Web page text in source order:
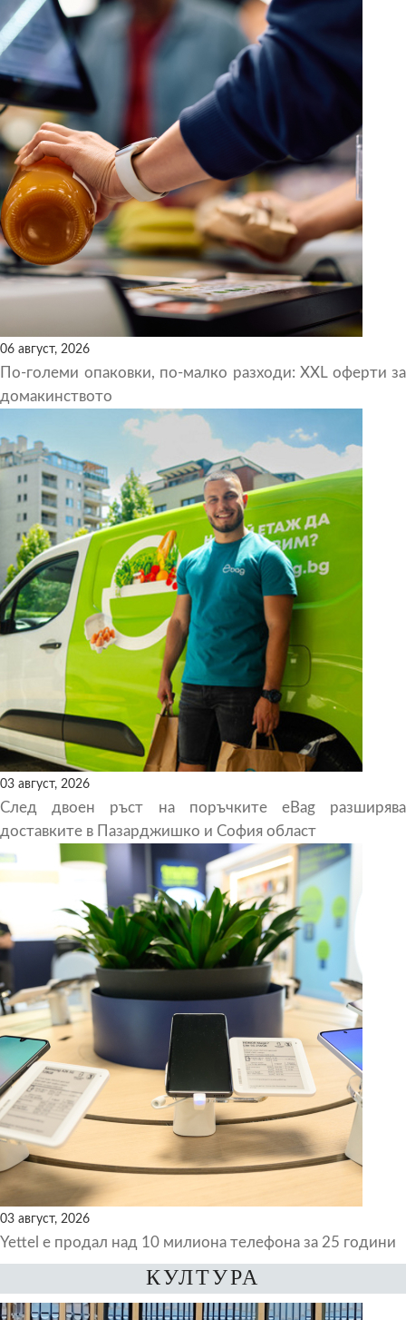
06 август, 2026
По-големи опаковки, по-малко разходи: XXL оферти за
домакинството
03 август, 2026
След двоен ръст на поръчките eBag разширява
доставките в Пазарджишко и София област
03 август, 2026
Yettel е продал над 10 милиона телефона за 25 години
КУЛТУРА